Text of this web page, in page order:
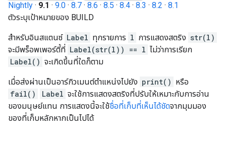
Nightly · 9.1 · 9.0 · 8.7 · 8.6 · 8.5 · 8.4 · 8.3 · 8.2 · 8.1
ตัวระบุเป้าหมายของ BUILD
สำหรับอินสแตนซ์ Label ทุกรายการ l การแสดงสตริง str(l)
จะมีพร็อพเพอร์ตี้ที่ Label(str(l)) == l ไม่ว่าการเรียก
Label() จะเกิดขึ้นที่ใดก็ตาม
เมื่อส่งผ่านเป็นอาร์กิวเมนต์ตำแหน่งไปยัง print() หรือ
fail()
Label จะใช้การแสดงสตริงที่ปรับให้เหมาะกับการอ่าน
ของมนุษย์แทน การแสดงนี้จะใช้ชื่อที่เก็บที่เห็นได้ชัดจากมุมมอง
ของที่เก็บหลักหากเป็นไปได้